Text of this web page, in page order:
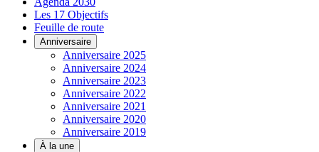
Les 17 Objectifs
Feuille de route
Anniversaire
Anniversaire 2025
Anniversaire 2024
Anniversaire 2023
Anniversaire 2022
Anniversaire 2021
Anniversaire 2020
Anniversaire 2019
À la une